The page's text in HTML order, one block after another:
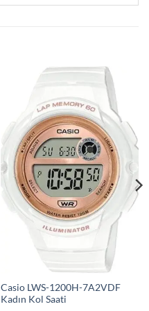
Casio LWS-1200H-7A2VDF
Kadın Kol Saati